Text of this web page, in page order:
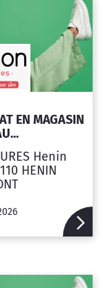
EN MAGASIN
Henin
HENIN